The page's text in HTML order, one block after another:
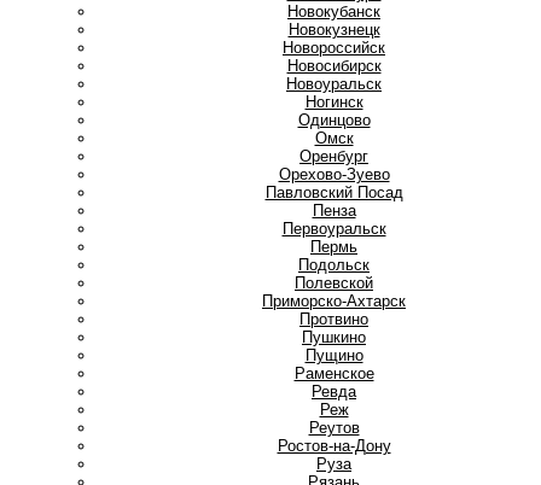
Новокубанск
Новокузнецк
Новороссийск
Новосибирск
Новоуральск
Ногинск
Одинцово
Омск
Оренбург
Орехово-Зуево
Павловский Посад
Пенза
Первоуральск
Пермь
Подольск
Полевской
Приморско-Ахтарск
Протвино
Пушкино
Пущино
Раменское
Ревда
Реж
Реутов
Ростов-на-Дону
Руза